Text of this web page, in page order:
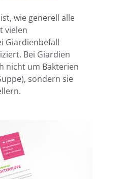
wie generell alle
vielen
Giardienbefall
Bei Giardien
nicht um Bakterien
sondern sie